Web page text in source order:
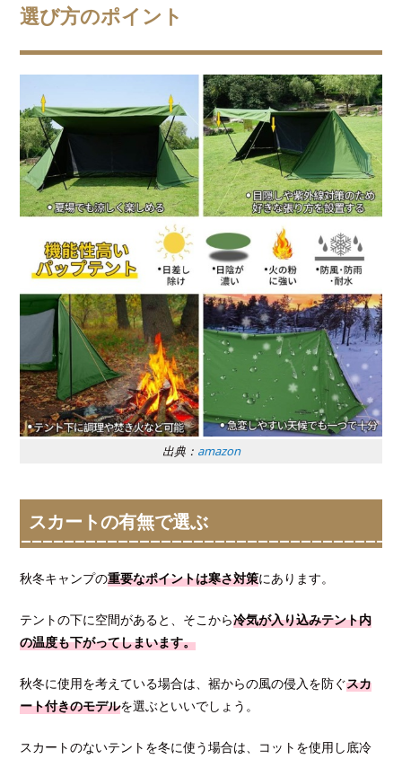
選び方のポイント
出典： amazon
スカートの有無で選ぶ
秋冬キャンプの重要なポイントは寒さ対策にあります。
テントの下に空間があると、そこから冷気が入り込みテント内
の温度も下がってしまいます。
秋冬に使用を考えている場合は、裾からの風の侵入を防ぐスカ
ート付きのモデルを選ぶといいでしょう。
スカートのないテントを冬に使う場合は、コットを使用し底冷